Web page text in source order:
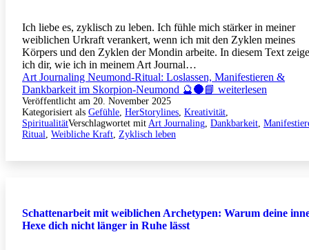
Ich liebe es, zyklisch zu leben. Ich fühle mich stärker in meiner
weiblichen Urkraft verankert, wenn ich mit den Zyklen meines
Körpers und den Zyklen der Mondin arbeite. In diesem Text zeige
ich dir, wie ich in meinem Art Journal…
Art Journaling Neumond-Ritual: Loslassen, Manifestieren &
Dankbarkeit im Skorpion-Neumond 🔮🌑📘 weiterlesen
Veröffentlicht am 20. November 2025
Kategorisiert als Gefühle HerStorylines Kreativität
SpiritualitätVerschlagwortet mit Art Journaling Dankbarkeit
Ritual
Weibliche Kraft Zyklisch leben
Schattenarbeit mit weiblichen Archetypen: Warum deine
Hexe dich nicht länger in Ruhe lässt